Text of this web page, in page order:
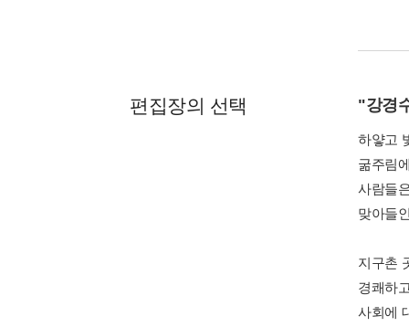
편집장의 선택 "강경
하얗고
굶주림
사람들
맞아들
지구촌
경쾌하
사회에